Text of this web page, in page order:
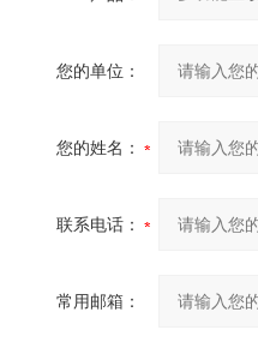
您的单位：
您的姓名：
联系电话：
常用邮箱：